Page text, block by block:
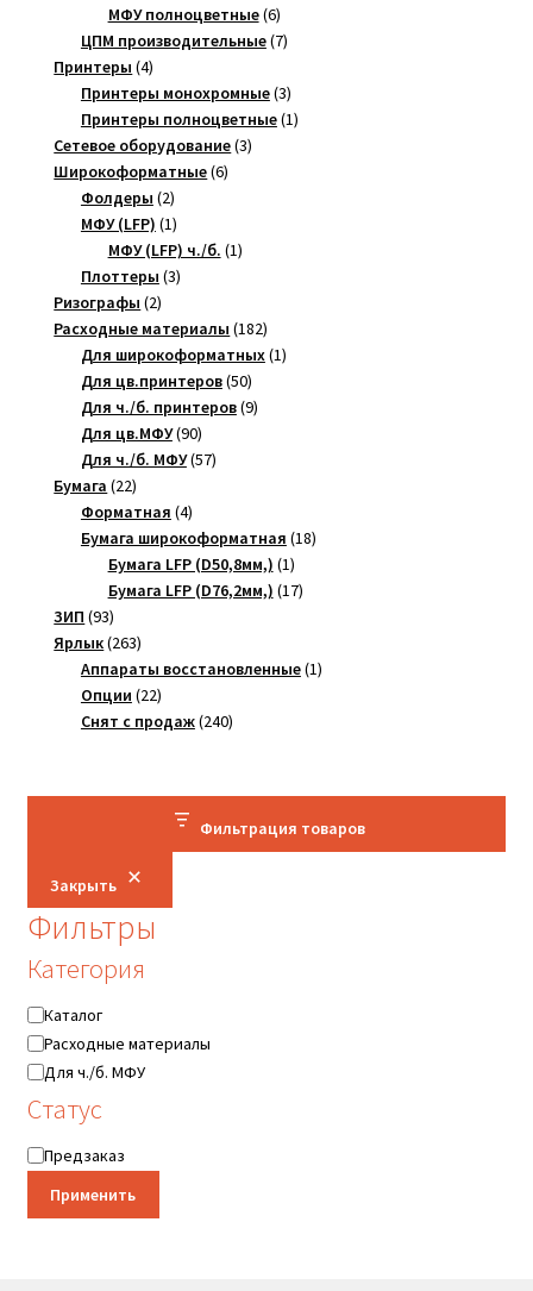
товаров
МФУ полноцветные 66
товаров
ЦПМ производительные 77
Принтеры 44
товара
Принтеры монохромные 33
товара
Принтеры полноцветные 11
Сетевое оборудование 33
Широкоформатные 66
Фолдеры 22
товара
МФУ (LFP) 11
товар
МФУ (LFP) ч./б. 11
Плоттеры 33
Ризографы 22
товара
Расходные материалы 182182
товара
Для широкоформатных 11
Для цв.принтеров 5050
товаров
Для ч./б. принтеров 99
Для цв.МФУ 9090
товаров
Для ч./б. МФУ 5757
Бумага 2222
товара
Форматная 44
товара
Бумага широкоформатная 1818
Бумага LFP (D50,8мм,) 11
товар
Бумага LFP (D76,2мм,) 1717
ЗИП 9393
товара
Ярлык 263263
товара
Аппараты восстановленные 11
Опции 2222
товара
Снят с продаж 240240
Фильтрация товаров
Закрыть
Фильтры
Категория
Категория
Каталог
Расходные материалы
Для ч./б. МФУ
Статус
Статус
Предзаказ
Применить